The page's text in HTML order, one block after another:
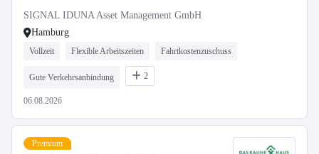
SIGNAL IDUNA Asset Management GmbH
Hamburg
Vollzeit Flexible Arbeitszeiten Fahrtkostenzuschuss
Gute Verkehrsanbindung 2
06.08.2026
Premium